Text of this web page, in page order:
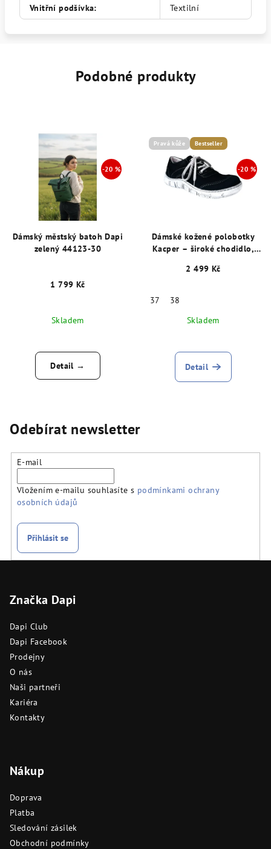
Vnitřní podšívka: Textilní
Podobné produkty
Dámský městský batoh Dapi
zelený 44123-30
1 799 Kč
Skladem
Detail →
Pravá kůže Bestseller
Dámské kožené polobotky
Kacper – široké chodidlo,
2 499 Kč
37
38
Skladem
Detail
Odebírat newsletter
E-mail
Vložením e-mailu souhlasíte s podmínkami ochrany
osobních údajů
Přihlásit se
Značka Dapi
Dapi Club
Dapi Facebook
Prodejny
O nás
Naši partneři
Kariéra
Kontakty
Nákup
Doprava
Platba
Sledování zásilek
Obchodní podmínky